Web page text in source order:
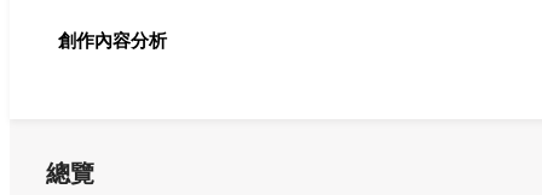
創作內容分析
總覽